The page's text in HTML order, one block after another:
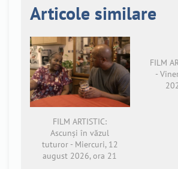
Articole similare
FILM ARTISTIC:
Ascunși în văzul
tuturor - Miercuri, 12
august 2026, ora 21
FILM
-